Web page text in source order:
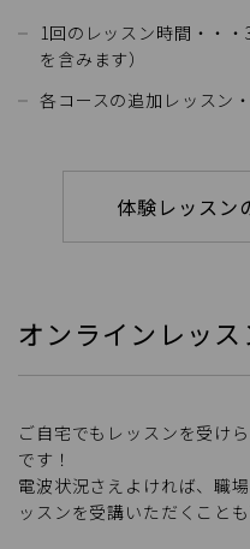
1回のレッスン時間・・
を含みます）
各コースの追加レッスン
体験レッスン
オンラインレッス
ご自宅でもレッスンを受け
です！
電波状況さえよければ、職
ッスンを受講いただくことも